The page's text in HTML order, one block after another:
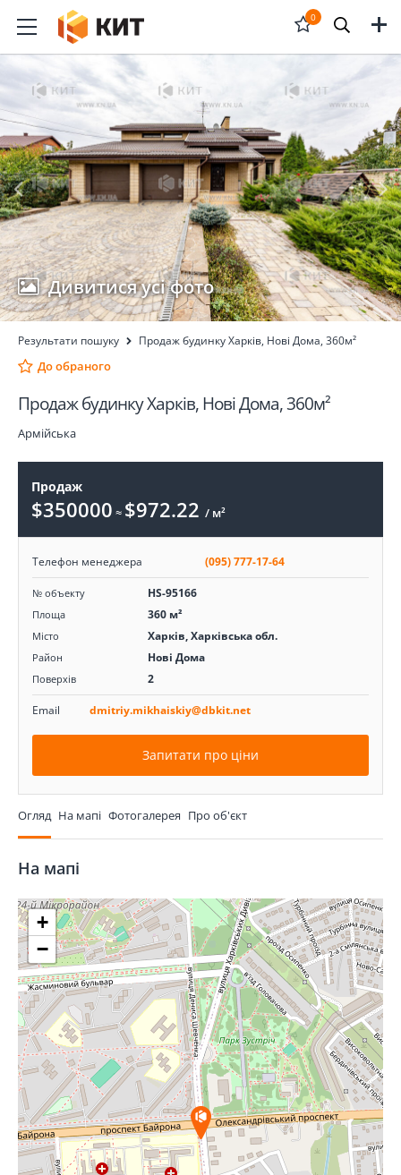
0
Відкрити
форму
пошука
Дивитися усі фото
Результати пошуку Продаж будинку Харків, Нові Дома, 360м²
До обраного
Продаж будинку Харків, Нові Дома, 360м²
Армійська
Продаж
$350000 ≈ $972.22 / м²
Телефон менеджера (095) 777-17-64
№ объекту HS-95166
Площа 360 м²
Місто Харків, Харківська обл.
Район Нові Дома
Поверхів 2
Email dmitriy.mikhaiskiy@dbkit.net
Запитати про ціни
Огляд На мапі Фотогалерея Про об'єкт
На мапі
+
−